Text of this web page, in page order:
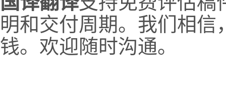
明和交付周期。我们相
钱。欢迎随时沟通。